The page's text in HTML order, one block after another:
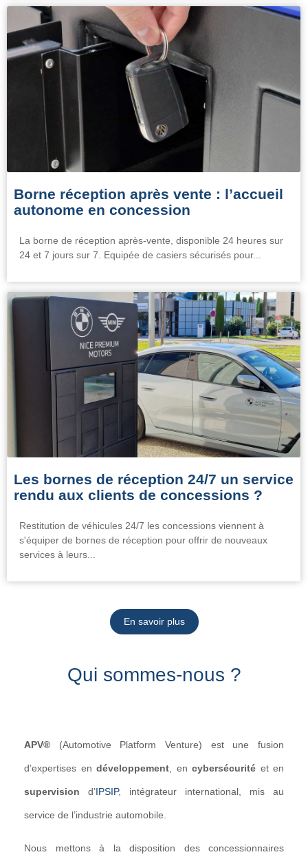
Borne réception après vente : l’accueil
autonome en concession
La borne de réception après-vente, disponible 24 heures sur
24 et 7 jours sur 7. Equipée de casiers sécurisés pour...
Les bornes de réception 24/7 un service
rendu aux clients de concessions ?
Restitution de véhicules 24/7 les concessions viennent à
s'équiper de bornes de réception pour offrir de nouveaux
services à leurs...
En savoir plus
Qui sommes-nous ?
APV® (Automotive Platform Venture) est une fusion
d’expertises en développement , en cybersécurité et en
supervision d’IPSIP, intégrateur international, mis au
service de l’industrie automobile.
Nous mettons à la disposition des concessionnaires